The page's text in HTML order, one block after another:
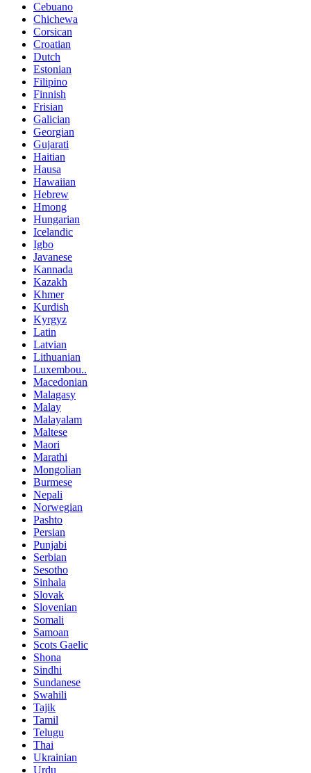
Cebuano
Chichewa
Corsican
Croatian
Dutch
Estonian
Filipino
Finnish
Frisian
Galician
Georgian
Gujarati
Haitian
Hausa
Hawaiian
Hebrew
Hmong
Hungarian
Icelandic
Igbo
Javanese
Kannada
Kazakh
Khmer
Kurdish
Kyrgyz
Latin
Latvian
Lithuanian
Luxembou..
Macedonian
Malagasy
Malay
Malayalam
Maltese
Maori
Marathi
Mongolian
Burmese
Nepali
Norwegian
Pashto
Persian
Punjabi
Serbian
Sesotho
Sinhala
Slovak
Slovenian
Somali
Samoan
Scots Gaelic
Shona
Sindhi
Sundanese
Swahili
Tajik
Tamil
Telugu
Thai
Ukrainian
Urdu